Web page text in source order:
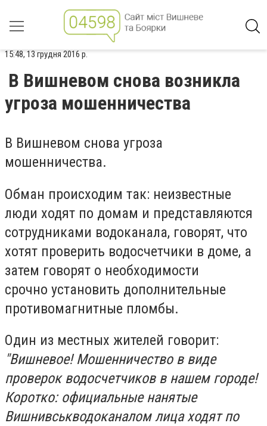
15:48, 13 грудня 2016 р.
В Вишневом снова возникла
угроза мошенничества
В Вишневом снова угроза
мошенничества.
Обман происходим так: неизвестные
люди ходят по домам и представляются
сотрудниками водоканала, говорят, что
хотят проверить водосчетчики в доме, а
затем говорят о необходимости
срочно установить дополнительные
противомагнитные пломбы.
Один из местных жителей говорит:
"Вишневое! Мошенничество в виде
проверок водосчетчиков в нашем городе!
Коротко: официальные нанятые
Вишнивськводоканалом лица ходят по